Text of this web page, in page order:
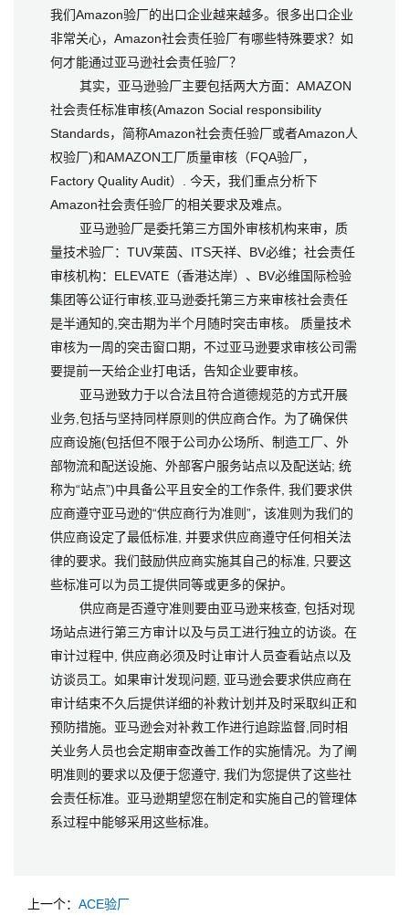
我们Amazon验厂的出口企业越来越多。很多出口企业
非常关心，Amazon社会责任验厂有哪些特殊要求？如
何才能通过亚马逊社会责任验厂？
其实，亚马逊验厂主要包括两大方面：AMAZON
社会责任标准审核(Amazon Social responsibility
Standards，简称Amazon社会责任验厂或者Amazon人
权验厂)和AMAZON工厂质量审核（FQA验厂，
Factory Quality Audit）. 今天，我们重点分析下
Amazon社会责任验厂的相关要求及难点。
亚马逊验厂是委托第三方国外审核机构来审，质
量技术验厂：TUV莱茵、ITS天祥、BV必维；社会责任
审核机构：ELEVATE（香港达岸）、BV必维国际检验
集团等公证行审核,亚马逊委托第三方来审核社会责任
是半通知的,突击期为半个月随时突击审核。 质量技术
审核为一周的突击窗口期，不过亚马逊要求审核公司需
要提前一天给企业打电话，告知企业要审核。
亚马逊致力于以合法且符合道德规范的方式开展
业务,包括与坚持同样原则的供应商合作。为了确保供
应商设施(包括但不限于公司办公场所、制造工厂、外
部物流和配送设施、外部客户服务站点以及配送站; 统
称为“站点”)中具备公平且安全的工作条件, 我们要求供
应商遵守亚马逊的“供应商行为准则”，该准则为我们的
供应商设定了最低标准, 并要求供应商遵守任何相关法
律的要求。我们鼓励供应商实施其自己的标准, 只要这
些标准可以为员工提供同等或更多的保护。
供应商是否遵守准则要由亚马逊来核查, 包括对现
场站点进行第三方审计以及与员工进行独立的访谈。在
审计过程中, 供应商必须及时让审计人员查看站点以及
访谈员工。如果审计发现问题, 亚马逊会要求供应商在
审计结束不久后提供详细的补救计划并及时采取纠正和
预防措施。亚马逊会对补救工作进行追踪监督,同时相
关业务人员也会定期审查改善工作的实施情况。为了阐
明准则的要求以及便于您遵守, 我们为您提供了这些社
会责任标准。亚马逊期望您在制定和实施自己的管理体
系过程中能够采用这些标准。
上一个： ACE验厂